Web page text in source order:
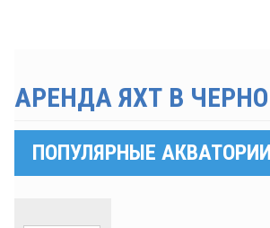
АРЕНДА ЯХТ В
ПОПУЛЯРНЫЕ АКВАТОРИИ